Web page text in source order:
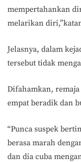
mempertahankan
melarikan
Jelasnya, dalam
tersebut tidak
Difahamkan,
empat beradik dan
“Punca suspek
berasa marah
dan dia cuba